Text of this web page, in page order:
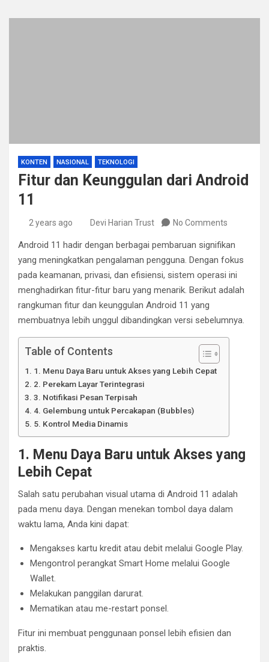
KONTEN NASIONAL TEKNOLOGI
Fitur dan Keunggulan dari Android
11
2 years ago Devi Harian Trust No Comments
Android 11 hadir dengan berbagai pembaruan signifikan
yang meningkatkan pengalaman pengguna. Dengan fokus
pada keamanan, privasi, dan efisiensi, sistem operasi ini
menghadirkan fitur-fitur baru yang menarik. Berikut adalah
rangkuman fitur dan keunggulan Android 11 yang
membuatnya lebih unggul dibandingkan versi sebelumnya.
Table of Contents
1. Menu Daya Baru untuk Akses yang Lebih Cepat
2. Perekam Layar Terintegrasi
3. Notifikasi Pesan Terpisah
4. Gelembung untuk Percakapan (Bubbles)
5. Kontrol Media Dinamis
1. Menu Daya Baru untuk Akses yang
Lebih Cepat
Salah satu perubahan visual utama di Android 11 adalah
pada menu daya. Dengan menekan tombol daya dalam
waktu lama, Anda kini dapat:
Mengakses kartu kredit atau debit melalui Google Play.
Mengontrol perangkat Smart Home melalui Google
Wallet.
Melakukan panggilan darurat.
Mematikan atau me-restart ponsel.
Fitur ini membuat penggunaan ponsel lebih efisien dan
praktis.